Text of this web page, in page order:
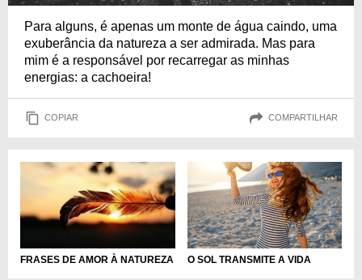
Para alguns, é apenas um monte de água caindo, uma
exuberância da natureza a ser admirada. Mas para
mim é a responsável por recarregar as minhas
energias: a cachoeira!
COPIAR COMPARTILHAR
FRASES DE AMOR À NATUREZA O SOL TRANSMITE A VIDA